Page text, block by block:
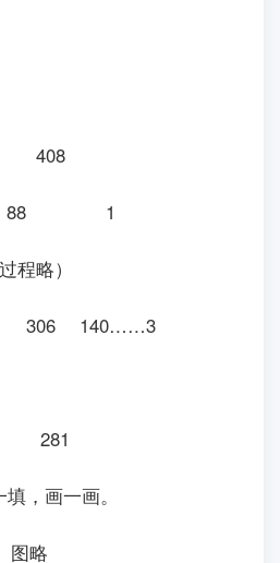
408
88 1
程略）
140……3
，画一画。
略